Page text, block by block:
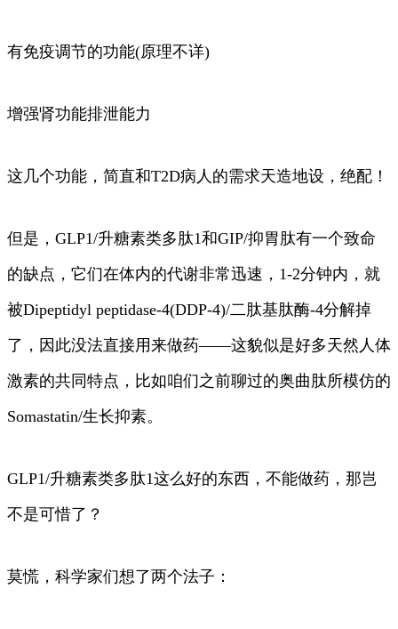
有免疫调节的功能(原理不详)
增强肾功能排泄能力
这几个功能，简直和T2D病人的需求天造地设，绝配！
但是，GLP1/升糖素类多肽1和GIP/抑胃肽有一个致命
的缺点，它们在体内的代谢非常迅速，1-2分钟内，就
被Dipeptidyl peptidase-4(DDP-4)/二肽基肽酶-4分解掉
了，因此没法直接用来做药——这貌似是好多天然人体
激素的共同特点，比如咱们之前聊过的奥曲肽所模仿的
Somastatin/生长抑素。
GLP1/升糖素类多肽1这么好的东西，不能做药，那岂
不是可惜了？
莫慌，科学家们想了两个法子：